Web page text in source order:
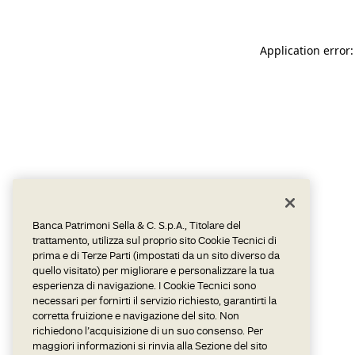
Application
Banca Patrimoni Sella & C. S.p.A., Titolare del
trattamento, utilizza sul proprio sito Cookie Tecnici di
prima e di Terze Parti (impostati da un sito diverso da
quello visitato) per migliorare e personalizzare la tua
esperienza di navigazione. I Cookie Tecnici sono
necessari per fornirti il servizio richiesto, garantirti la
corretta fruizione e navigazione del sito. Non
richiedono l’acquisizione di un suo consenso. Per
maggiori informazioni si rinvia alla Sezione del sito